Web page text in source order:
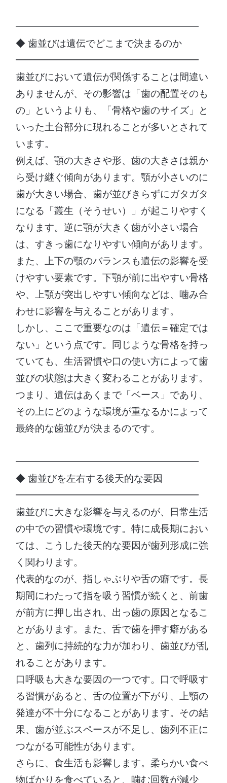
━━━━━━━━━━━━━━━━━━━
◆ 歯並びは遺伝でどこまで決まるのか
━━━━━━━━━━━━━━━━━━━
歯並びにおいて遺伝が関係することは間違い
ありませんが、その影響は「歯の配置そのも
の」というよりも、「骨格や歯のサイズ」と
いった土台部分に現れることが多いとされて
います。
例えば、顎の大きさや形、歯の大きさは親か
ら受け継ぐ傾向があります。顎が小さいのに
歯が大きい場合、歯が並びきらずにガタガタ
になる「叢生（そうせい）」が起こりやすく
なります。逆に顎が大きく歯が小さい場合
は、すきっ歯になりやすい傾向があります。
また、上下の顎のバランスも遺伝の影響を受
けやすい要素です。下顎が前に出やすい骨格
や、上顎が突出しやすい傾向などは、噛み合
わせに影響を与えることがあります。
しかし、ここで重要なのは「遺伝＝確定では
ない」という点です。同じような骨格を持っ
ていても、生活習慣や口の使い方によって歯
並びの状態は大きく変わることがあります。
つまり、遺伝はあくまで「ベース」であり、
その上にどのような環境が重なるかによって
最終的な歯並びが決まるのです。
━━━━━━━━━━━━━━━━━━━
◆ 歯並びを左右する後天的な要因
━━━━━━━━━━━━━━━━━━━
歯並びに大きな影響を与えるのが、日常生活
の中での習慣や環境です。特に成長期におい
ては、こうした後天的な要因が歯列形成に強
く関わります。
代表的なのが、指しゃぶりや舌の癖です。長
期間にわたって指を吸う習慣が続くと、前歯
が前方に押し出され、出っ歯の原因となるこ
とがあります。また、舌で歯を押す癖がある
と、歯列に持続的な力が加わり、歯並びが乱
れることがあります。
口呼吸も大きな要因の一つです。口で呼吸す
る習慣があると、舌の位置が下がり、上顎の
発達が不十分になることがあります。その結
果、歯が並ぶスペースが不足し、歯列不正に
つながる可能性があります。
さらに、食生活も影響します。柔らかい食べ
物ばかりを食べていると、噛む回数が減少